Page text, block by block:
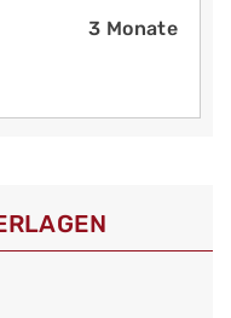
3 Monate